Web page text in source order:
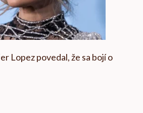
Lopez povedal, že sa bojí o